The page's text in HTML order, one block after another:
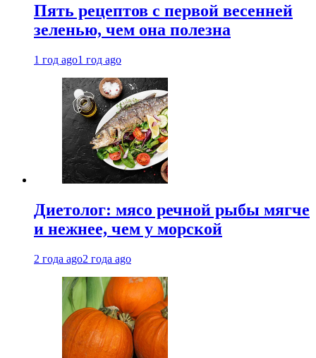
Пять рецептов с первой весенней
зеленью, чем она полезна
1 год ago1 год ago
Диетолог: мясо речной рыбы мягче
и нежнее, чем у морской
2 года ago2 года ago